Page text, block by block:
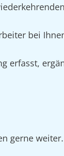
bei
erfasst,
gerne weiter.